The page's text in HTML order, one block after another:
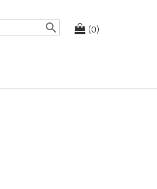
(0)
search